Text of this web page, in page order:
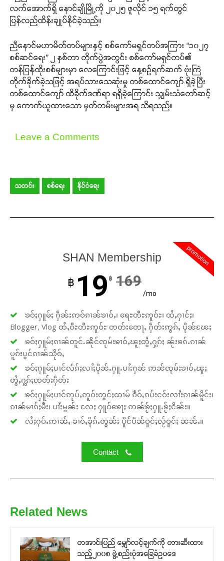
လက်အောက်ရှိ နောင်ချိုမြို့ကို ၂၀၂၅ ဇူလိုင် ၁၅ ရက်တွင်
ပြန်လည်ထိန်းချုပ်နိုင်ခဲ့သည်။
ညီနောင်မဟာမိတ်တပ်များနှင့် စစ်ကော်မရှင်တပ်အကြား “၁၀၂၇
စစ်ဆင်ရေး” ၂ နှစ်တာ တိုက်ပွဲအတွင်း စစ်ကော်မရှင်တပ်၏
တန်ပြန်ထိုးစစ်များမှာ လေကြောင်းဖြင့် နေ့စဉ်ရက်ဆက် ဗုံးကြဲ
တိုက်ခိုက်ခဲ့သဖြင့် အရပ်သားသေဆုံးမှု တစ်ထောင်ကျော် ရှိခဲ့ပြီး
တစ်ထောင်ကျော် ထိခိုက်ဒဏ်ရာ ရရှိခဲ့ကြောင်း သျှမ်းသံတော်ဆင့်
မှ ကောက်ယူထားသော မှတ်တမ်းများအရ သိရသည်။
Leave a Comments
သတင်း စစ်ရေး နိုင်ငံရေး
promotion
SHAN Membership
฿ 19 ฿ 169
/mo
ၶဝ်ႈႁူမ်ႈ ႁဵၼ်းဢဝ်ၵၢၼ်ၶၢဝ်ႇ၊ ရေႊတီႊဢူဝ်ႊ၊ ထႆႇႁၢင်ႈ၊
Blogger, Vlog ထႆႇဝီႊတီႊဢူဝ်ႊ တတ်းတေႃႇ ႁဵတ်းဢွၵ်ႇ ပိုၼ်ၽႄႈ
ၶဝ်ႈႁူမ်ႈၵၢၼ်တူင်ႉၼိုင်ၸုမ်းၶၢဝ်ႇၽူႈတွႆႇႁွၵ်ႈ ၼႂ်းၶၵ်ႉၵၢၼ်
ပူၵ်းပွင်ၵၢၼ်သိုဝ်ႇ
ၶဝ်ႈႁူမ်ႈပၢင်လႅၵ်ႈလၢႆႈပိုၼ်ႉႁူႉပၢႆးႁၼ် ဢၼ်ၸုမ်းၶၢဝ်ႇၽူႈ
တွႆႇႁွၵ်ႈၸတ်းႁဵတ်း
ၶဝ်ႈႁူမ်ႈပၢင်ဢုပ်ႇဢူဝ်းတွင်ႈထၢမ် ၵဵဝ်ႇၵပ်းငဝ်းလၢႆးၵၢၼ်မိူင်း၊
ၵၢၼ်မၢၵ်ႈမီး၊ ပၢႆးမွၼ်း လႄႈ ႁူဝ်ၶေႃႈ ဢၼ်ၶႂ်ႈႁူႉၶႂ်ႈငိၼ်း။
လႆႈႁပ်ႉဢၢၼ်ႇ ၶၢဝ်ႇၶိုၵ်ႉတွၼ်း ပိူင်ပဵၼ်ဝူင်ႈလႂ်ဝူင်ႈ ၼၼ်ႉ။
Contact
Related News
တအာင်းပြည် မျှော်လင့်ချက်ကို တားဆီးထား
သည့်၂၀၀၈ ဖွဲ့စည်းပုံအခြေခံဥပဒေ